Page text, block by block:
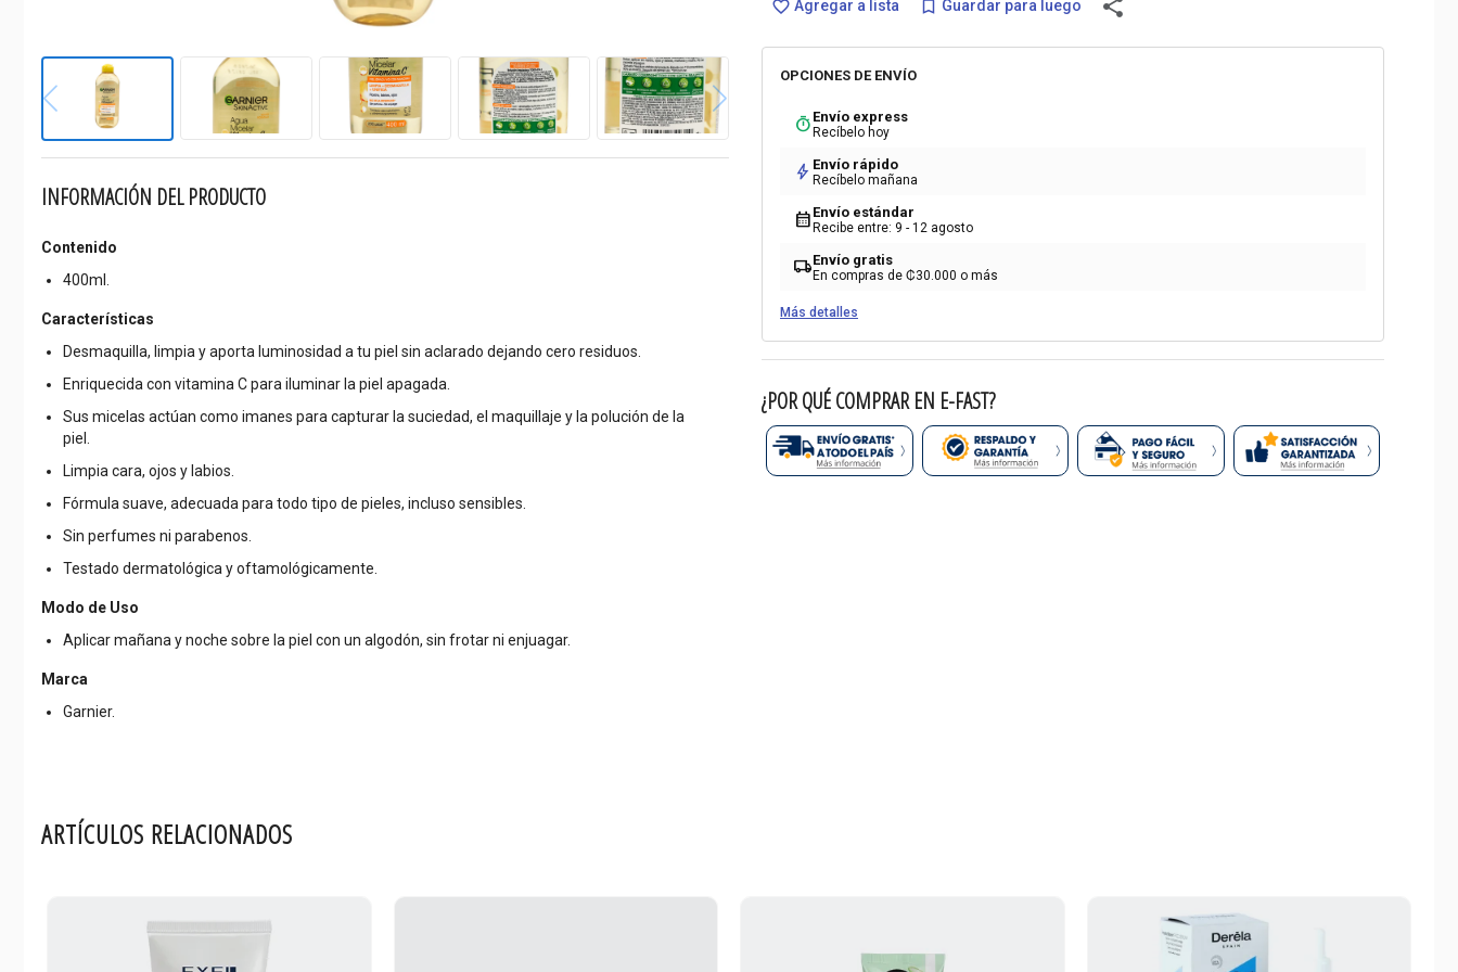
INFORMACIÓN DEL PRODUCTO
Contenido
400ml.
Características
Desmaquilla, limpia y aporta luminosidad a tu piel sin aclarado dejando cero residuos.
Enriquecida con vitamina C para iluminar la piel apagada.
Sus micelas actúan como imanes para capturar la suciedad, el maquillaje y la polución de la
piel.
Limpia cara, ojos y labios.
Fórmula suave, adecuada para todo tipo de pieles, incluso sensibles.
Sin perfumes ni parabenos.
Testado dermatológica y oftamológicamente.
Modo de Uso
Aplicar mañana y noche sobre la piel con un algodón, sin frotar ni enjuagar.
Marca
Garnier.
favorite_border Agregar a lista bookmark_border Guardar para luego share
OPCIONES DE ENVÍO
timer Envío express
Recíbelo hoy
bolt Envío rápido
Recíbelo mañana
calendar_month Envío estándar
Recibe entre: 9 - 12 agosto
local_shippingEnvío gratis
En compras de ₡30.000 o más
Más detalles
¿POR QUÉ COMPRAR EN E-FAST?
ARTÍCULOS RELACIONADOS